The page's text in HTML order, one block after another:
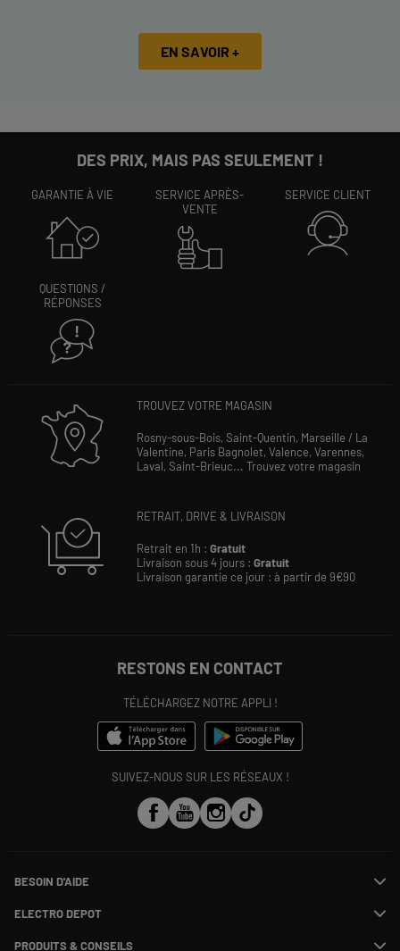
EN SAVOIR +
DES PRIX, MAIS PAS SEULEMENT !
GARANTIE À VIE
SERVICE APRÈS-
VENTE
SERVICE CLIENT
QUESTIONS /
RÉPONSES
TROUVEZ VOTRE MAGASIN
Rosny-sous-Bois, Saint-Quentin, Marseille / La
Valentine, Paris Bagnolet, Valence, Varennes,
Laval, Saint-Brieuc... Trouvez votre magasin
RETRAIT, DRIVE & LIVRAISON
Retrait en 1h : Gratuit
Livraison sous 4 jours : Gratuit
Livraison garantie ce jour : à partir de 9€90
RESTONS EN CONTACT
TÉLÉCHARGEZ NOTRE APPLI !
SUIVEZ-NOUS SUR LES RÉSEAUX !
BESOIN D'AIDE
Suivre ma commande
ELECTRO DEPOT
PRODUITS & CONSEILS